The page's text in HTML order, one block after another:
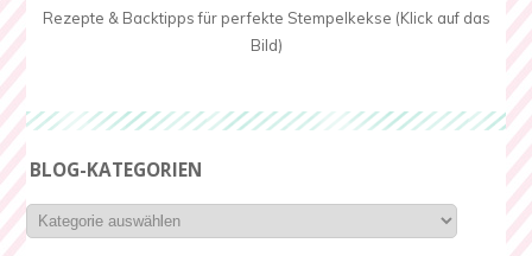
Rezepte & Backtipps für perfekte Stempelkekse (Klick auf das
Bild)
BLOG-KATEGORIEN
Blog-
Kategorien